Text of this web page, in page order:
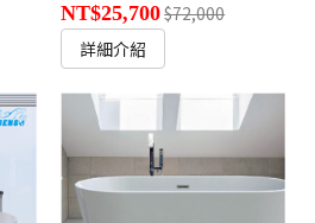
NT$25,700$72,000
詳細介紹